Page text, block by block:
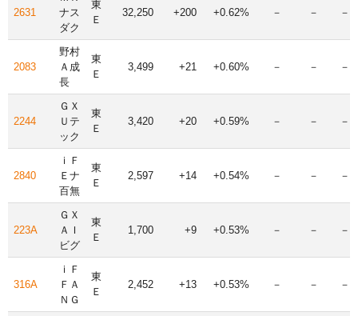
2631
ナス
ダク
東
Ｅ
32,250 +200 +0.62% － － －
2083
野村
Ａ成
長
東
Ｅ
3,499 +21 +0.60% － － －
2244
ＧＸ
Ｕテ
ック
東
Ｅ
3,420 +20 +0.59% － － －
2840
ｉＦ
Ｅナ
百無
東
Ｅ
2,597 +14 +0.54% － － －
223A
ＧＸ
ＡＩ
ビグ
東
Ｅ
1,700 +9 +0.53% － － －
316A
ｉＦ
ＦＡ
ＮＧ
東
Ｅ
2,452 +13 +0.53% － － －